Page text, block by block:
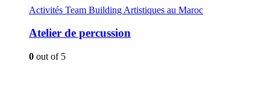
Activités Team Building Artistiques au Maroc
Atelier de percussion
0 out of 5